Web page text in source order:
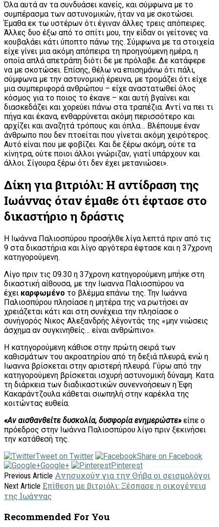
Όλα αυτά αν τα συνδυάσει κανείς, και σύμφωνα με το
συμπέρασμα των αστυνομικών, ήταν να με σκοτώσει.
Έμαθα εκ τω υστέρων ότι έγιναν άλλες τρεις απόπειρες.
Άλλες δυο έξω από το σπίτι μου, την είδαν οι γείτονες να
κουβαλάει κάτι ύποπτο πάνω της. Σύμφωνα με τα στοιχεία
είχε γίνει μια ακόμη απόπειρα τη προηγούμενη ημέρα, η
οποία απλά απετράπη διότι δε με πρόλαβε. Δε κατάφερε
να με σκοτώσει. Επίσης, θέλω να επισημάνω ότι πάλι,
σύμφωνα με την αστυνομική έρευνα, με τρομάζει ότι είχε
μια συμπεριφορά ανθρώπου – είχε αναστατωθεί όλος
κόσμος για το ποιος το έκανε – και αυτή βγαίνει και
διασκεδάζει και χορεύει πάνω στα τραπέζια. Αντί να πει τι
πήγα και έκανα, ενθαρρύνεται ακόμη περισσότερο και
αρχίζει και αναζητά τρόπους και όπλα… Βλέπουμε έναν
άνθρωπο που δεν πτοείται που γίνεται ακόμη χειρότερος.
Αυτό είναι που με φοβίζει. Και δε ξέρω ακόμη, ούτε τα
κίνητρα, ούτε ποιοι άλλοι γνώριζαν, γιατί υπάρχουν και
άλλοι. Σίγουρα ξέρω ότι δεν έχει μετανιώσει».
Δίκη για βιτριόλι: Η αντίδραση της
Ιωάννας όταν έμαθε ότι έφτασε στο
δικαστήριο η δράστις
Η Ιωάννα Παλιοσπύρου προσήλθε λίγα λεπτά πριν από τις
9 στα δικαστήρια και λίγο αργότερα έφτασε και η 37χρονη
κατηγορούμενη.
Λίγο πριν τις 09.30 η 37χρονη κατηγορούμενη μπήκε στη
δικαστική αίθουσα, με την Ιωαννα Παλιοσπύρου να
έχει καρφωμένο το βλέμμα επάνω της. Την Ιωάννα
Παλιοσπύρου πλησίασε η μητέρα της να ρωτήσει αν
χρειάζεται κάτι και στη συνέχεια την πλησίασε ο
συνήγορός Νικος Αλεξανδρής λέγοντάς της «μην νιώσεις
άσχημα αν συγκινηθείς… είναι ανθρώπινο».
Η κατηγορούμενη κάθισε στην πρώτη σειρά των
καθισμάτων του ακροατηρίου από τη δεξιά πλευρά, ενώ η
Ιωαννα βρίσκεται στην αριστερή πλευρά. Γύρω από την
κατηγορούμενη βρίσκεται ισχυρή αστυνομική δύναμη. Κατα
τη διάρκεια των διαδικαστικών συνεννοήσεων η Έφη
Κακαράντζουλα κάθεται σιωπηλή στην καρέκλα της
κοιτώντας ευθεία.
«Αν αισθανθείτε δυσκολία, δυσφορία ενημερώστε»είπε ο
πρόεδρος στην Ιωάννα Παλιοσπύρου λίγο πριν ξεκινήσει
την κατάθεσή της.
Tweet on Twitter
Share on Facebook
Google+
Pinterest
Previous Article Ανησυχούν για την Θήβα οι σεισμολόγοι
Next Article Επίθεση με βιτριόλι: Ξέσπασε η οικογένεια
της Ιωάννας
Recommended For You